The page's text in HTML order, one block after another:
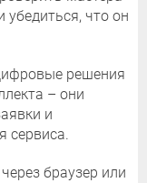
что он
решения
– они
и
сервиса.
браузер или